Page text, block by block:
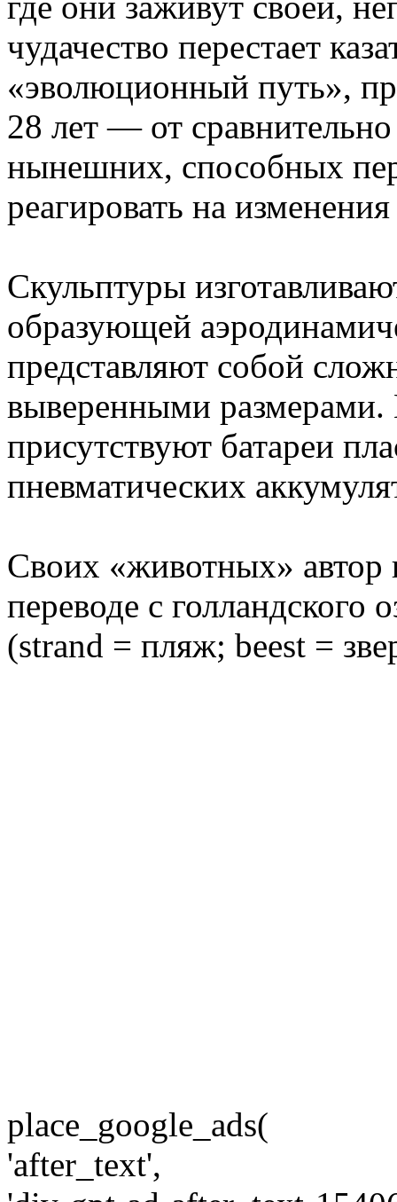
чудачество перестает
«эволюционный путь»,
28 лет — от
нынешних, способных
реагировать на
Скульптуры
образующей
представляют собой
выверенными
присутствуют батареи
пневматических
Своих «животных» автор
переводе с голландского
(strand = пляж; beest =
place_google_ads(
'after_text',